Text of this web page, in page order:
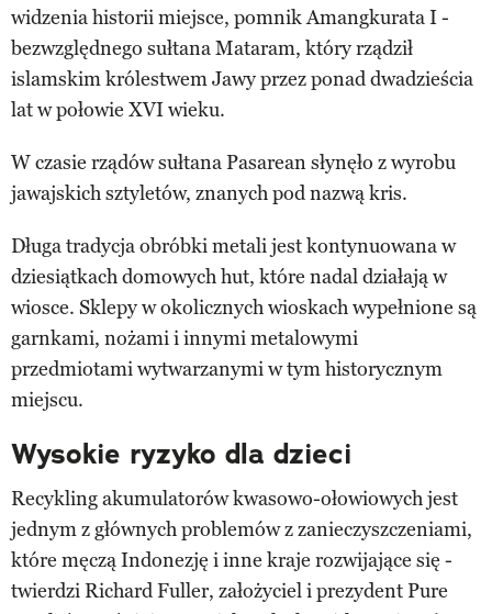
widzenia historii miejsce, pomnik Amangkurata I -
bezwzględnego sułtana Mataram, który rządził
islamskim królestwem Jawy przez ponad dwadzieścia
lat w połowie XVI wieku.
W czasie rządów sułtana Pasarean słynęło z wyrobu
jawajskich sztyletów, znanych pod nazwą kris.
Długa tradycja obróbki metali jest kontynuowana w
dziesiątkach domowych hut, które nadal działają w
wiosce. Sklepy w okolicznych wioskach wypełnione są
garnkami, nożami i innymi metalowymi
przedmiotami wytwarzanymi w tym historycznym
miejscu.
Wysokie ryzyko dla dzieci
Recykling akumulatorów kwasowo-ołowiowych jest
jednym z głównych problemów z zanieczyszczeniami,
które męczą Indonezję i inne kraje rozwijające się -
twierdzi Richard Fuller, założyciel i prezydent Pure